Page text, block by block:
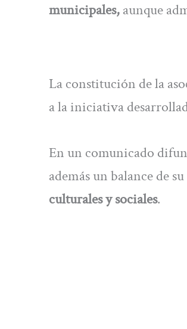
municipales,aunque
La constitución de la
a la iniciativa
En un comunicado
además un balance de
culturales y sociales.